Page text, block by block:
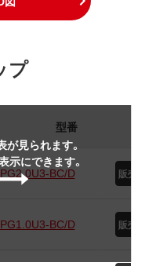
プ
見られます。
示にできます。
型番
BC/D
BC/D